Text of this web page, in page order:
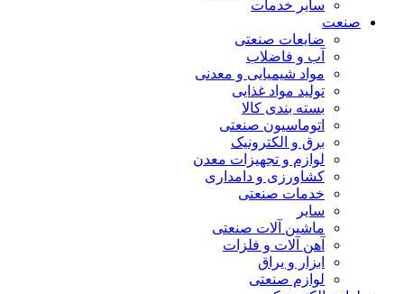
سایر خدمات
صنعت
ضایعات صنعتی
آب و فاضلاب
مواد شیمیایی و معدنی
تولید مواد غذایی
بسته بندی کالا
اتوماسیون صنعتی
برق و الکترونیک
لوازم و تجهیزات معدن
کشاورزی و دامداری
خدمات صنعتی
سایر
ماشین آلات صنعتی
آهن آلات و فلزات
ابزار و یراق
لوازم صنعتی